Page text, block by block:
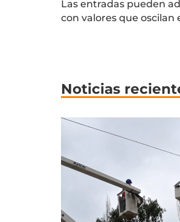
Las entradas pueden
con valores que oscilan
Noticias